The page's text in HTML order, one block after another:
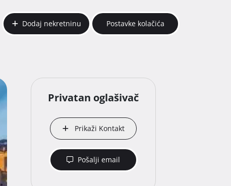
Dodaj nekretninu Postavke kolačića
Privatan oglašivač
Prikaži Kontakt
Pošalji email